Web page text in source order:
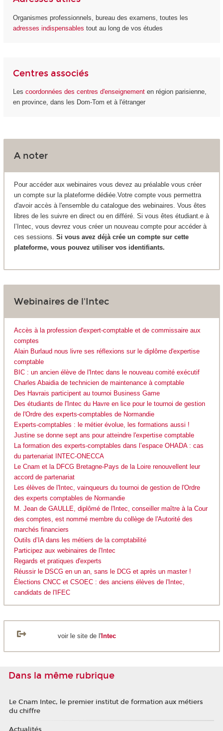
Organismes professionnels, bureau des examens, toutes les
adresses indispensables tout au long de vos études
Centres associés
Les coordonnées des centres d'enseignement en région parisienne,
en province, dans les Dom-Tom et à l'étranger
A noter
Pour accéder aux webinaires vous devez au préalable vous créer
un compte sur la plateforme dédiée.Votre compte vous permettra
d'avoir accès à l'ensemble du catalogue des webinaires. Vous êtes
libres de les suivre en direct ou en différé. Si vous êtes étudiant.e à
l’Intec, vous devrez vous créer un nouveau compte pour accéder à
ces sessions. Si vous avez déjà crée un compte sur cette
plateforme, vous pouvez utiliser vos identifiants.
Webinaires de l'Intec
Accès à la profession d'expert-comptable et de commissaire aux
comptes
Alain Burlaud nous livre ses réflexions sur le diplôme d'expertise
comptable
BIC : un ancien élève de l'Intec dans le nouveau comité exécutif
Charles Abaidia de technicien de maintenance à comptable
Des Havrais participent au tournoi Business Game
Des étudiants de l'Intec du Havre en lice pour le tournoi de gestion
de l'Ordre des experts-comptables de Normandie
Experts-comptables : le métier évolue, les formations aussi !
Justine se donne sept ans pour atteindre l'expertise comptable
La formation des experts-comptables dans l’espace OHADA : cas
du partenariat INTEC-ONECCA
Le Cnam et la DFCG Bretagne-Pays de la Loire renouvellent leur
accord de partenariat
Les élèves de l'Intec, vainqueurs du tournoi de gestion de l'Ordre
des experts comptables de Normandie
M. Jean de GAULLE, diplômé de l'Intec, conseiller maître à la Cour
des comptes, est nommé membre du collège de l'Autorité des
marchés financiers
Outils d’IA dans les métiers de la comptabilité
Participez aux webinaires de l'Intec
Regards et pratiques d'experts
Réussir le DSCG en un an, sans le DCG et après un master !
Élections CNCC et CSOEC : des anciens élèves de l'Intec,
candidats de l'IFEC
voir le site de l' Intec
Dans la même rubrique
Le Cnam Intec, le premier institut de formation aux métiers
du chiffre